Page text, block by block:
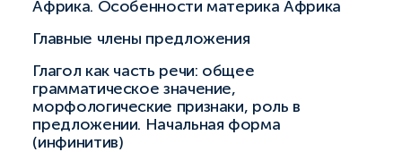
Африка. Особенности материка Африка
Главные члены предложения
Глагол как часть речи: общее
грамматическое значение,
морфологические признаки, роль в
предложении. Начальная форма
(инфинитив)